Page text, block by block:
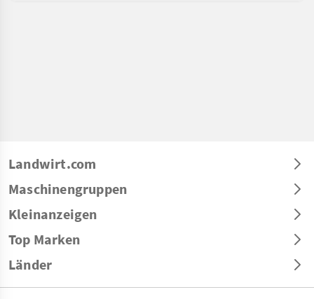
Landwirt.com
Maschinengruppen
Kleinanzeigen
Top Marken
Länder